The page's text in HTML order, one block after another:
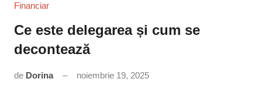
Financiar
Ce este delegarea și cum se
decontează
de Dorina noiembrie 19, 2025